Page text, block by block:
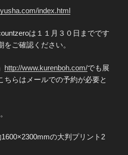
index.html
は１１月３０日までです
ご確認ください。
http://www.kurenboh.com/でも展
ちらはメールでの予約が必要と
の大判プリント2